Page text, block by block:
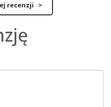
recenzji >